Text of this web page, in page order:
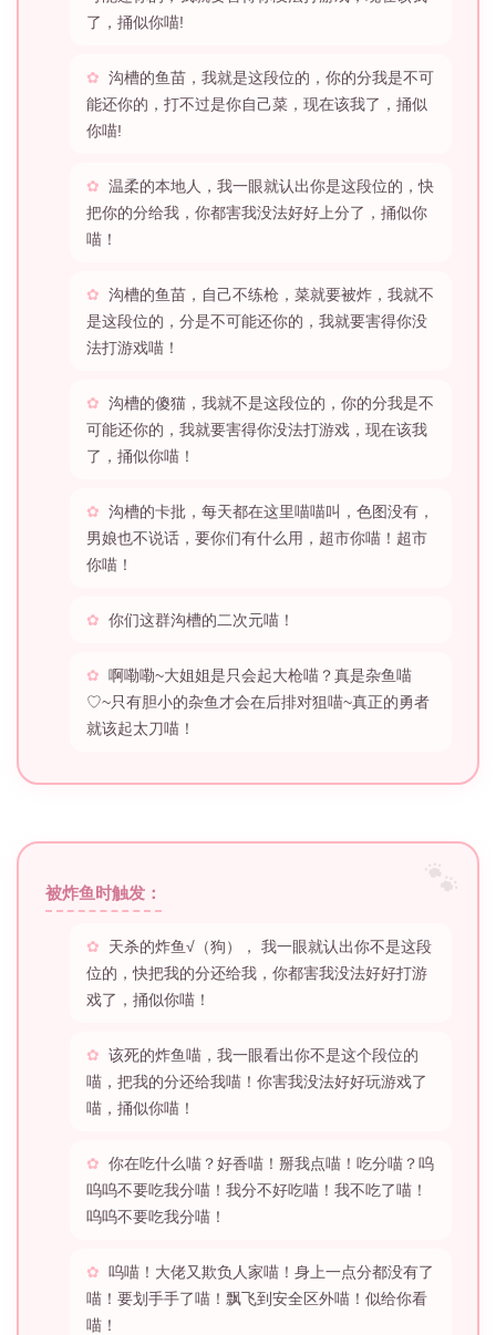
了，捅似你喵!
沟槽的鱼苗，我就是这段位的，你的分我是不可
能还你的，打不过是你自己菜，现在该我了，捅似
你喵!
温柔的本地人，我一眼就认出你是这段位的，快
把你的分给我，你都害我没法好好上分了，捅似你
喵！
沟槽的鱼苗，自己不练枪，菜就要被炸，我就不
是这段位的，分是不可能还你的，我就要害得你没
法打游戏喵！
沟槽的傻猫，我就不是这段位的，你的分我是不
可能还你的，我就要害得你没法打游戏，现在该我
了，捅似你喵！
沟槽的卡批，每天都在这里喵喵叫，色图没有，
男娘也不说话，要你们有什么用，超市你喵！超市
你喵！
你们这群沟槽的二次元喵！
啊嘞嘞~大姐姐是只会起大枪喵？真是杂鱼喵
♡~只有胆小的杂鱼才会在后排对狙喵~真正的勇者
就该起太刀喵！
被炸鱼时触发：
天杀的炸鱼√（狗）， 我一眼就认出你不是这段
位的，快把我的分还给我，你都害我没法好好打游
戏了，捅似你喵！
该死的炸鱼喵，我一眼看出你不是这个段位的
喵，把我的分还给我喵！你害我没法好好玩游戏了
喵，捅似你喵！
你在吃什么喵？好香喵！掰我点喵！吃分喵？呜
呜呜不要吃我分喵！我分不好吃喵！我不吃了喵！
呜呜不要吃我分喵！
呜喵！大佬又欺负人家喵！身上一点分都没有了
喵！要划手手了喵！飘飞到安全区外喵！似给你看
喵！